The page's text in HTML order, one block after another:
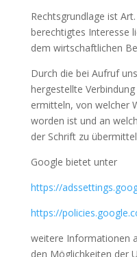
Rechtsgrundlage ist
berechtigtes Interesse
dem wirtschaftlichen
Durch die bei Aufruf
hergestellte
ermitteln, von welcher
worden ist und an
der Schrift zu
Google bietet unter
https://
https://
weitere Informationen
den Möglichkeiten der